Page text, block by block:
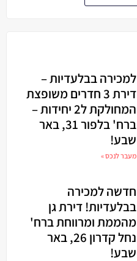
למכירה בבלעדיות –
דירת 3 חדרים משופצת
המחולקת ל2 יחידות –
ברח' בלפור 31, באר
שבע!
מעבר לנכס »
חדשה למכירה
בבלעדיות! דירת גן
מהממת ומרווחת ברח'
נחל קדרון 26, באר
שבע!